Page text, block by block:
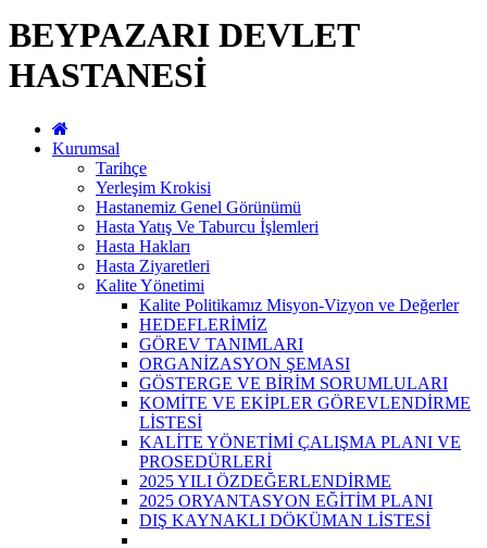
BEYPAZARI DEVLET
HASTANESİ
Kurumsal
Tarihçe
Yerleşim Krokisi
Hastanemiz Genel Görünümü
Hasta Yatış Ve Taburcu İşlemleri
Hasta Hakları
Hasta Ziyaretleri
Kalite Yönetimi
Kalite Politikamız Misyon-Vizyon ve Değerler
HEDEFLERİMİZ
GÖREV TANIMLARI
ORGANİZASYON ŞEMASI
GÖSTERGE VE BİRİM SORUMLULARI
KOMİTE VE EKİPLER GÖREVLENDİRME
LİSTESİ
KALİTE YÖNETİMİ ÇALIŞMA PLANI VE
PROSEDÜRLERİ
2025 YILI ÖZDEĞERLENDİRME
2025 ORYANTASYON EĞİTİM PLANI
DIŞ KAYNAKLI DÖKÜMAN LİSTESİ